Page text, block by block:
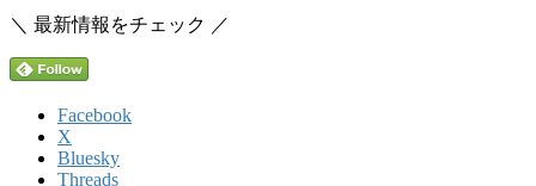
＼ 最新情報をチェック ／
Facebook
X
Bluesky
Threads